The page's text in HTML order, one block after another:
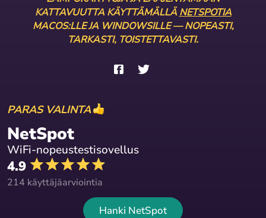
KATTAVUUTTA KÄYTTÄMÄLLÄ NETSPOTIA
MACOS:LLE JA WINDOWSILLE — NOPEASTI,
TARKASTI, TOISTETTAVASTI.
PARAS VALINTA
NetSpot
WiFi-nopeustestisovellus
4.9
214 käyttäjäarviointia
Hanki NetSpot